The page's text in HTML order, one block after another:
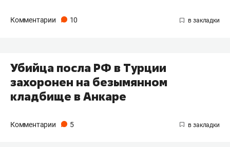
Комментарии 10
Убийца посла РФ в Турции
захоронен на безымянном
кладбище в Анкаре
Комментарии 5